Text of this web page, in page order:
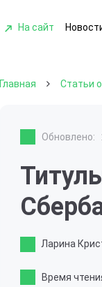
На сайт
Главная Статьи
Обновлено:
Ларина
Время